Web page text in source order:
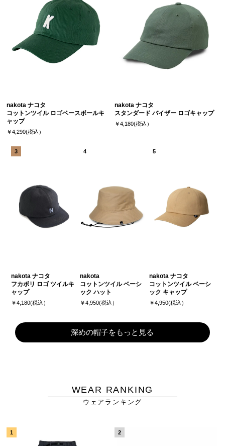
nakota ナコタ
コットンツイル ロゴベースボールキ
ャップ
￥4,290(税込）
nakota ナコタ
スタンダード バイザー ロゴキャップ
￥4,180(税込）
nakota ナコタ
フカボリ ロゴ ツイルキ
ャップ
￥4,180(税込）
nakota
コットンツイル ベーシ
ック ハット
￥4,950(税込）
nakota ナコタ
コットンツイル ベーシ
ック キャップ
￥4,950(税込）
深めの帽子をもっと見る
WEAR RANKING
ウェアランキング